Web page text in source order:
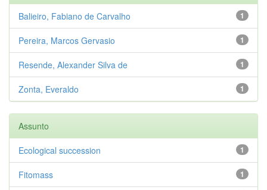
1
Balieiro, Fabiano de Carvalho
1
Pereira, Marcos Gervasio
1
Resende, Alexander Silva de
1
Zonta, Everaldo
Assunto
1
Ecological succession
1
Fitomass